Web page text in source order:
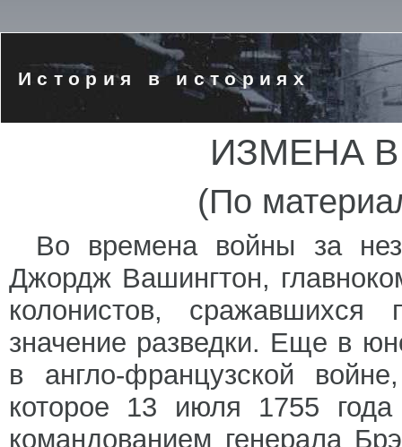
История в историях
ИЗМЕНА
(По
Во времена войны за
Джордж Вашингтон,
колонистов, сражавшихся
значение разведки. Еще в
в англо-французской
которое 13 июля 1755 года
командованием генерала